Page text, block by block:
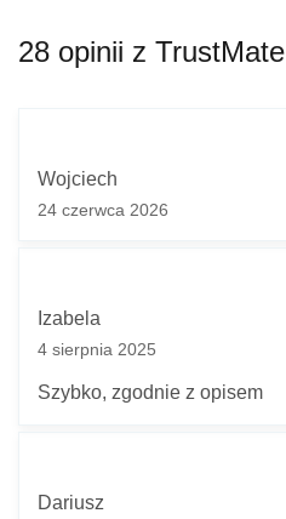
28 opinii z TrustMate
Wojciech
24 czerwca 2026
Izabela
4 sierpnia 2025
Szybko, zgodnie z opisem
Dariusz